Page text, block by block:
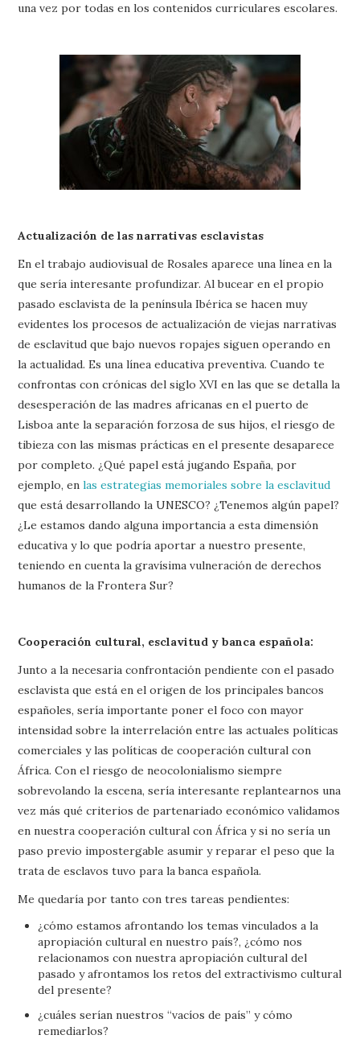
una vez por todas en los contenidos curriculares escolares.
Actualización de las narrativas esclavistas
En el trabajo audiovisual de Rosales aparece una línea en la
que sería interesante profundizar. Al bucear en el propio
pasado esclavista de la península Ibérica se hacen muy
evidentes los procesos de actualización de viejas narrativas
de esclavitud que bajo nuevos ropajes siguen operando en
la actualidad. Es una línea educativa preventiva. Cuando te
confrontas con crónicas del siglo XVI en las que se detalla la
desesperación de las madres africanas en el puerto de
Lisboa ante la separación forzosa de sus hijos, el riesgo de
tibieza con las mismas prácticas en el presente desaparece
por completo. ¿Qué papel está jugando España, por
ejemplo, enlas estrategias memoriales sobre la esclavitud
que está desarrollando la UNESCO? ¿Tenemos algún papel?
¿Le estamos dando alguna importancia a esta dimensión
educativa y lo que podría aportar a nuestro presente,
teniendo en cuenta la gravísima vulneración de derechos
humanos de la Frontera Sur?
Cooperación cultural, esclavitud y banca española:
Junto a la necesaria confrontación pendiente con el pasado
esclavista que está en el origen de los principales bancos
españoles, sería importante poner el foco con mayor
intensidad sobre la interrelación entre las actuales políticas
comerciales y las políticas de cooperación cultural con
África. Con el riesgo de neocolonialismo siempre
sobrevolando la escena, sería interesante replantearnos una
vez más qué criterios de partenariado económico validamos
en nuestra cooperación cultural con África y si no sería un
paso previo impostergable asumir y reparar el peso que la
trata de esclavos tuvo para la banca española.
Me quedaría por tanto con tres tareas pendientes:
¿cómo estamos afrontando los temas vinculados a la
apropiación cultural en nuestro país?, ¿cómo nos
relacionamos con nuestra apropiación cultural del
pasado y afrontamos los retos del extractivismo cultural
del presente?
¿cuáles serían nuestros “vacíos de país” y cómo
remediarlos?